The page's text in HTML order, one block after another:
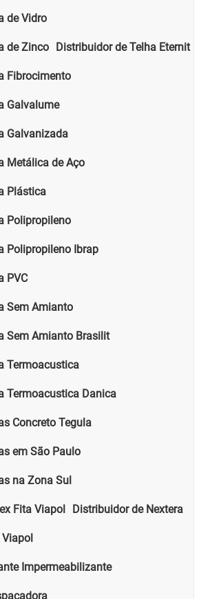
de Vidro
de Zinco Distribuidor de Telha Eternit
Fibrocimento
Galvalume
Galvanizada
Metálica de Aço
Plástica
Polipropileno
Polipropileno Ibrap
PVC
Sem Amianto
Sem Amianto Brasilit
Termoacustica
Termoacustica Danica
Concreto Tegula
em São Paulo
na Zona Sul
Fita Viapol Distribuidor de Nextera
Impermeabilizante